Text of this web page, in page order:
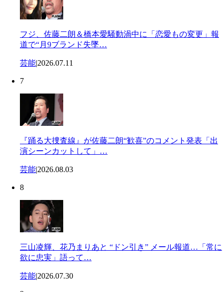
フジ、佐藤二朗＆橋本愛騒動渦中に「恋愛もの変更」報
道で“月9ブランド失墜…
芸能|2026.07.11
7
『踊る大捜査線』が佐藤二朗“歓喜”のコメント発表「出
演シーンカットして」…
芸能|2026.08.03
8
三山凌輝、花乃まりあと “ドン引き” メール報道…「常に
欲に忠実」語って…
芸能|2026.07.30